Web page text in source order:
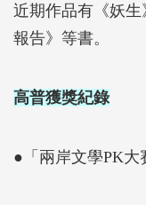
近期作品有《妖生
報告》等書。
高普獲獎紀錄
●「兩岸文學PK大